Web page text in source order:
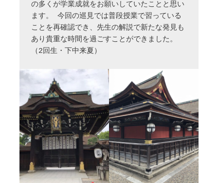
の多くが学業成就をお願いしていたことと思い
ます。 今回の巡見では普段授業で習っている
ことを再確認でき、先生の解説で新たな発見も
あり貴重な時間を過ごすことができました。
（2回生・下中来夏）